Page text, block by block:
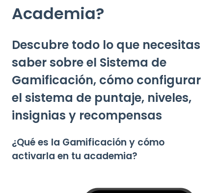
Academia?
Descubre todo lo que necesitas
saber sobre el Sistema de
Gamificación, cómo configurar
el sistema de puntaje, niveles,
insignias y recompensas
¿Qué es la Gamificación y cómo
activarla en tu academia?